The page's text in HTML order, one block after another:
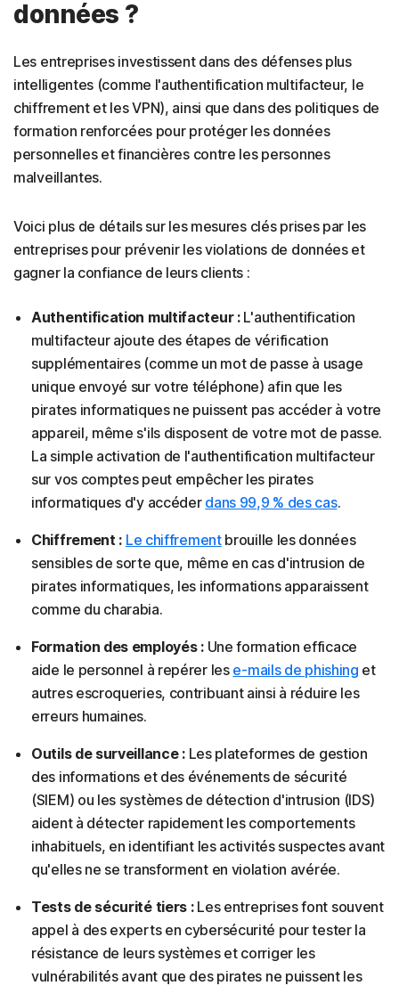
données ?
Les entreprises investissent dans des défenses plus
intelligentes (comme l'authentification multifacteur, le
chiffrement et les VPN), ainsi que dans des politiques de
formation renforcées pour protéger les données
personnelles et financières contre les personnes
malveillantes.
Voici plus de détails sur les mesures clés prises par les
entreprises pour prévenir les violations de données et
gagner la confiance de leurs clients :
Authentification multifacteur :L'authentification
multifacteur ajoute des étapes de vérification
supplémentaires (comme un mot de passe à usage
unique envoyé sur votre téléphone) afin que les
pirates informatiques ne puissent pas accéder à votre
appareil, même s'ils disposent de votre mot de passe.
La simple activation de l'authentification multifacteur
sur vos comptes peut empêcher les pirates
informatiques d'y accéder dans 99,9 % des cas.
Chiffrement : Le chiffrementbrouille les données
sensibles de sorte que, même en cas d'intrusion de
pirates informatiques, les informations apparaissent
comme du charabia.
Formation des employés :Une formation efficace
aide le personnel à repérer les e-mails de phishing et
autres escroqueries, contribuant ainsi à réduire les
erreurs humaines.
Outils de surveillance :Les plateformes de gestion
des informations et des événements de sécurité
(SIEM) ou les systèmes de détection d'intrusion (IDS)
aident à détecter rapidement les comportements
inhabituels, en identifiant les activités suspectes avant
qu'elles ne se transforment en violation avérée.
Tests de sécurité tiers :Les entreprises font souvent
appel à des experts en cybersécurité pour tester la
résistance de leurs systèmes et corriger les
vulnérabilités avant que des pirates ne puissent les